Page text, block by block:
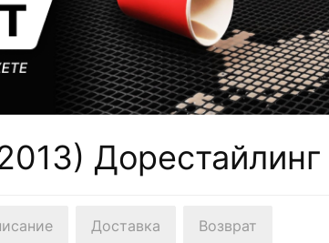
Дорестайлинг
Доставка Возврат